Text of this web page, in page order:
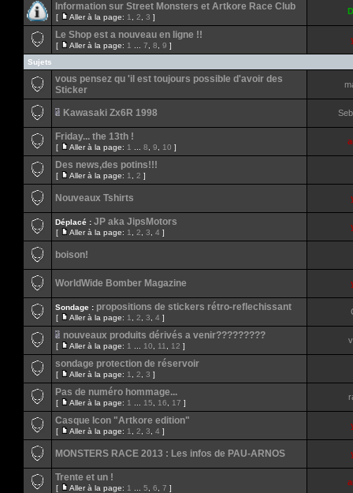
Information sur Street Monsters et Artkore Race Club
[ Aller à la page: 1 2 3 ]
Le Shop est a nouveau en ligne !!
[ Aller à la page: 1 7 8 9 ]
Sujets
vous pensez qu 'il est toujours possible d'avoir des
Sticker
Kawasaki Zx6R 1998
Friday... the 13th !
[ Aller à la page: 1 8 9 10 ]
Des news,des potins!!!
[ Aller à la page: 1 2 ]
Nouveaux Tshirts
Déplacé : JP aka JipsMotors
[ Aller à la page: 1 2 3 4 ]
boison!
WorldWide Bomber Magazine
Sondage : propositions de stickers rétro-reflechissant
[ Aller à la page: 1 2 3 4 ]
nouveaux produits dérivés a venir?????????
[ Aller à la page: 1 10 11 12 ]
sondage protection de réservoir
[ Aller à la page: 1 2 3 ]
Pas de numéro hommage...
[ Aller à la page: 1 15 16 17 ]
Casque Icon "Artkore edition"
[ Aller à la page: 1 2 3 4 ]
MONSTERS RACE 2013 : Les infos de PAU-ARNOS
Trente et un !
[ Aller à la page: 1 5 6 7 ]